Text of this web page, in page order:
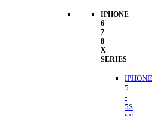
IPHONE
6
7
8
X
SERIES
IPHONE
5
-
5S